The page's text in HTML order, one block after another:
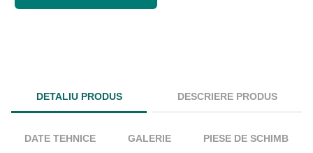
DETALIU PRODUS DESCRIERE PRODUS
DATE TEHNICE GALERIE PIESE DE SCHIMB